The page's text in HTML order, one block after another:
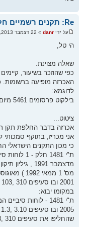
Re: תקנים רשמיים חלקית
על ידי danr » 22 דצמבר 2013, 11:38
הי טל,
שאלה מצוינת.
כפי שהוזכר בשיעור,
האכרזה מופיעה ברשומות.
לדוגמא:
בילקוט פרסומים 5461 מיום 23.11.2005 מופיע:
ציטוט...
אכרזה בדבר החלפת תקן
אני מכריז, בתוקף סמכותי לפי סעיף 8(ה) לחוק
כי מכון התקנים הישראלי
ת"י 1481 חלק - 1 לוחות סיביים בעלי צפיפות בינונית ( ,(MDF
מדצמבר 1991 , גיליון תיקון מס' 2 (המבטל את גיליון תיקון
מס' 1 ממאי 1992 ) מאוגוסט 1995 ותיקון מס' 3 מפברואר
2001 ובו סעיפים 310 ,103 ,101 ו– 313 הם סעיפים רשמיים.
במקומו יבוא:
ת"י 1481 - לוחות סיביים המיוצרים בתהליך יבש, מאוקטובר
2005 ובו סעיפים 3.10 ,1.3 ,1.1 ו– 3.13 הם הסעיפים הרשמיים
שהחליפו את סעיפים 310 ,103 ,101 ו– 313 בהתאמה.